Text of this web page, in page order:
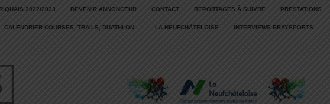
2022/2023 DEVENIR ANNONCEUR CONTACT REPORTAGES À SUIVRE PRESTATIONS
CALENDRIER COURSES, TRAILS, DUATHLON… LA NEUFCHÂTELOISE INTERVIEWS BRAYSPORTS